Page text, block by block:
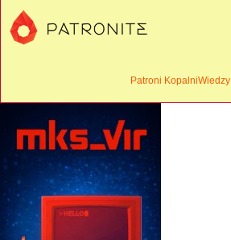
Patroni KopalniWiedzy